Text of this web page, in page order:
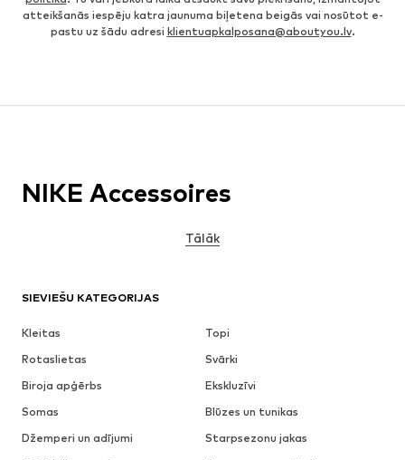
atteikšanās iespēju katra jaunuma biļetena beigās vai nosūtot e-
pastu uz šādu adresi klientuapkalposana@aboutyou.lv.
SIEVIEŠU KATEGORIJAS
Kleitas
Topi
Rotaslietas
Svārki
Biroja apģērbs
Ekskluzīvi
Somas
Blūzes un tunikas
Džemperi un adījumi
Starpsezonu jakas
NIKE Accessoires
Tālāk